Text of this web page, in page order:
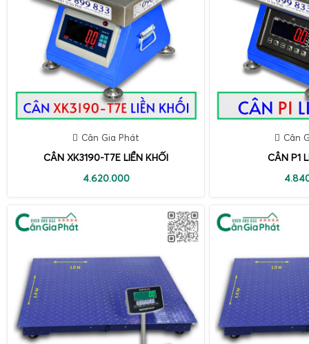
Cân Gia Phát
CÂN XK3190-T7E LIỀN KHỐI
4.620.000
Cân
CÂN P1